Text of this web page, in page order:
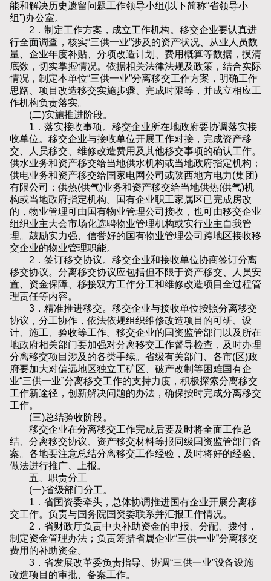
能和解决历史遗留问题工作领导小组(以下简称“省领导小
组”)办公室。
2．制定工作方案，成立工作机构。移交企业要认真进
行全面调查，核实“三供一业”涉及的资产状况、从业人员数
量、企业年度补贴、分项改造计划、费用概算等数据，摸清
底数，切实掌握情况。依据相关法律法规及政策，结合实际
情况，制定本单位“三供一业”分离移交工作方案，明确工作
思路、项目改造移交实施步骤、完成时限等，并成立相应工
作机构负责落实。
(二)实施推进阶段。
1．落实接收事项。移交企业所在地政府要协调落实接
收单位。移交企业与接收单位开展工作对接，完成资产移
交、人员移交、维修改造费用及其他移交事项的确认工作。
供水业务和资产移交给当地供水机构或当地政府指定机构；
供电业务和资产移交给国家电网公司或陕西地方电力(集团)
有限公司；供热(供气)业务和资产移交给当地供热(供气)机
构或当地政府指定机构。国有企业职工家属区已完成房改
的，物业管理可由国有物业管理公司接收，也可由移交企业
组织业主大会市场化选聘物业管理机构或实行业主自我管
理。鼓励实力强、信誉好的国有物业管理公司跨地区接收移
交企业的物业管理职能。
2．签订移交协议。移交企业和接收单位协商签订分离
移交协议。分离移交协议应包括但不限于资产移交、人员安
置、资金保障、移接双方工作分工和维修改造项目全过程管
理责任等内容。
3．精准推进移交。移交企业与接收单位按照分离移交
协议，分工协作，依法依规组织维修改造项目的可研、设
计、施工、验收等工作。移交企业的国资监管部门以及所在
地政府相关部门要加强对分离移交工作督导检查，及时办理
分离移交项目涉及的各类手续。省级有关部门、各市(区)政
府要加大对偏远地区独立工矿区、破产改制等困难国有企
业“三供一业”分离移交工作的支持力度，积极探索分离移交
工作新途径，创新解决问题的办法，确保按时完成分离移交
工作。
(三)总结验收阶段。
移交企业在分离移交工作完成后要及时将全面工作总
结、分离移交协议、资产移交材料等报同级国资监管部门备
案。各地要注意总结分离移交工作经验，及时将好的经验、
做法进行推广、上报。
五、职责分工
(一)省级部门分工。
1．省国资委牵头，总体协调推进国有企业开展分离移
交工作。负责与国务院国资委联系并汇报工作情况。
2．省财政厅负责中央补助资金的申报、分配、拨付，
制定资金管理办法；负责筹措省属企业“三供一业”分离移交
费用的补助资金。
3．省发展改革委负责指导、协调“三供一业”设备设施
改造项目的审批、备案工作。